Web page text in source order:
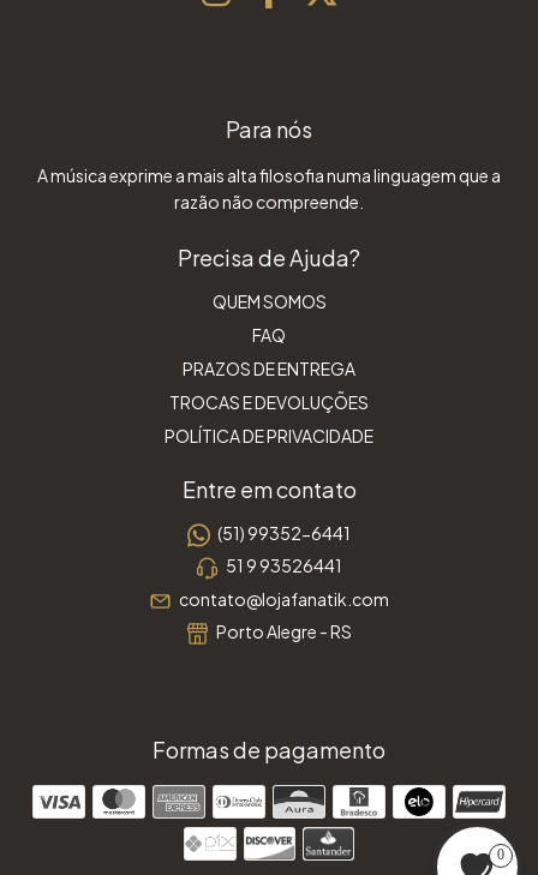
Para nós
A música exprime a mais alta filosofia numa linguagem que a
razão não compreende.
Precisa de Ajuda?
QUEM SOMOS
FAQ
PRAZOS DE ENTREGA
TROCAS E DEVOLUÇÕES
POLÍTICA DE PRIVACIDADE
Entre em contato
(51) 99352-6441
51 9 93526441
contato@lojafanatik.com
Porto Alegre - RS
Formas de pagamento
0